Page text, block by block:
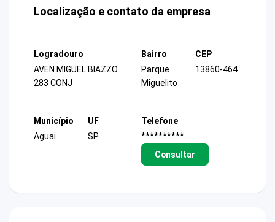
Localização e contato da empresa
Logradouro
AVEN MIGUEL BIAZZO
283 CONJ
Bairro
Parque
Miguelito
CEP
13860-464
Município
Aguai
UF
SP
Telefone
**********
Consultar